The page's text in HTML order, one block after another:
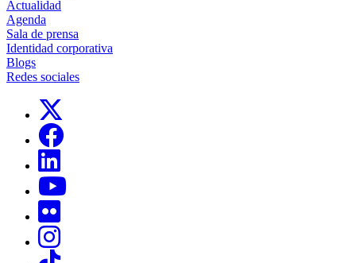
Actualidad
Agenda
Sala de prensa
Identidad corporativa
Blogs
Redes sociales
Links, Opens in this window
Links, Opens in this window
Links, Opens in this window
Links, Opens in this window
Links, Opens in this window